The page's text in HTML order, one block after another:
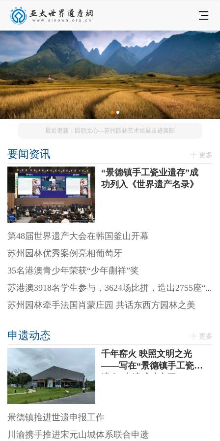
最近更新：园韵文心—苏州园林艺术巡展走进襄阳
要闻资讯 更多
“景德镇手工瓷业遗存”成
功列入《世界遗产名录》
第48届世界遗产大会在韩国釜山开幕
苏州园林优秀案例亮相葡萄牙
35名港澳青少年荣获“少年蒯祥”奖
苏港澳3918名学生参与，3624场比拼，造出2755座“迷你园林”
苏州园林牵手法国肖蒙庄园 共话东西方园林之美
申遗动态 更多
千年窑火 映照文明之光
——写在“景德镇手工瓷业
景德镇推进世遗申报工作
川渝携手推进宋元山城体系联合申遗